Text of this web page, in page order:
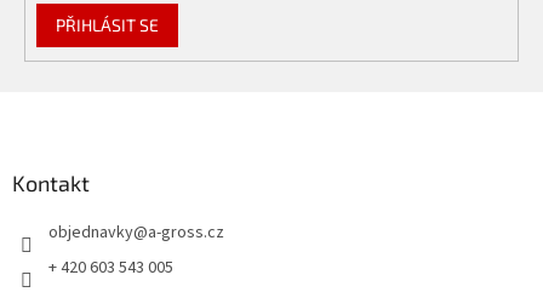
PŘIHLÁSIT SE
Kontakt
objednavky@a-gross.cz
+ 420 603 543 005